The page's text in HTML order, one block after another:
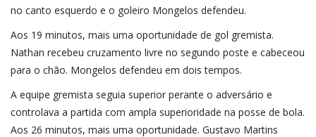
no canto esquerdo e o goleiro Mongelos defendeu.
Aos 19 minutos, mais uma oportunidade de gol gremista.
Nathan recebeu cruzamento livre no segundo poste e cabeceou
para o chão. Mongelos defendeu em dois tempos.
A equipe gremista seguia superior perante o adversário e
controlava a partida com ampla superioridade na posse de bola.
Aos 26 minutos, mais uma oportunidade. Gustavo Martins